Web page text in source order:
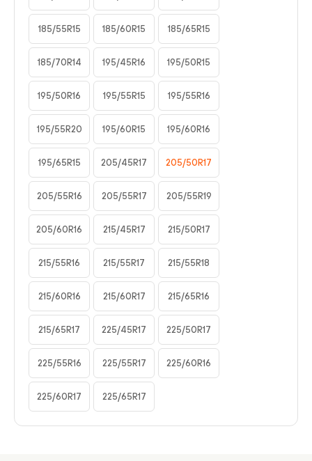
185/55R15 185/60R15 185/65R15
185/70R14 195/45R16 195/50R15
195/50R16 195/55R15 195/55R16
195/55R20 195/60R15 195/60R16
195/65R15 205/45R17 205/50R17
205/55R16 205/55R17 205/55R19
205/60R16 215/45R17 215/50R17
215/55R16 215/55R17 215/55R18
215/60R16 215/60R17 215/65R16
215/65R17 225/45R17 225/50R17
225/55R16 225/55R17 225/60R16
225/60R17 225/65R17